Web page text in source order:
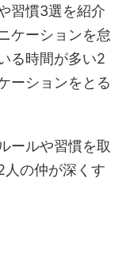
習慣3選を紹介
ケーションを怠
る時間が多い2
ーションをとる
ールや習慣を取
人の仲が深くす